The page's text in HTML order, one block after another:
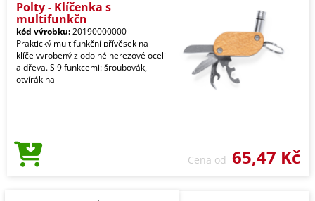
Polty - Klíčenka s
multifunkčn
kód výrobku:20190000000
Praktický multifunkční přívěsek na
klíče vyrobený z odolné nerezové oceli
a dřeva. S 9 funkcemi: šroubovák,
otvírák na l
Cena od 65,47 Kč